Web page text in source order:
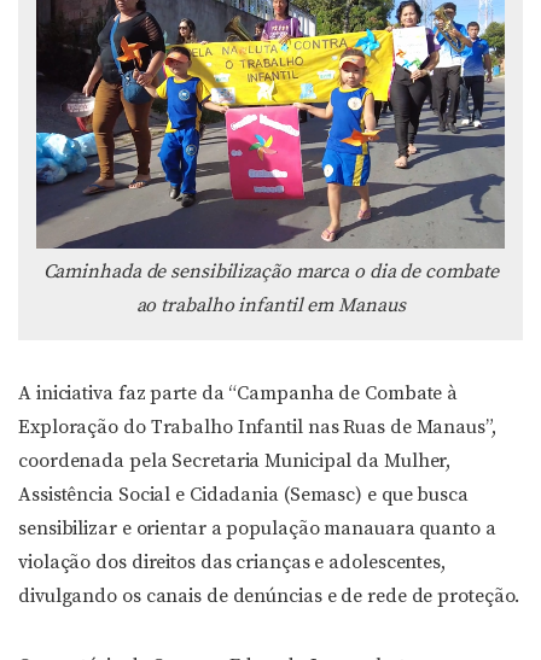
Caminhada de sensibilização marca o dia de combate
ao trabalho infantil em Manaus
A iniciativa faz parte da “Campanha de Combate à
Exploração do Trabalho Infantil nas Ruas de Manaus”,
coordenada pela Secretaria Municipal da Mulher,
Assistência Social e Cidadania (Semasc) e que busca
sensibilizar e orientar a população manauara quanto a
violação dos direitos das crianças e adolescentes,
divulgando os canais de denúncias e de rede de proteção.